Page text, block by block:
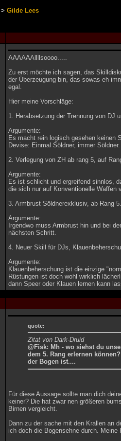
> Gilde Lees
AAAAAAllllsoooo.....
Zu erst möchte ich sagen, das
der Überzeugung bin, das sowas eh
egal.
Hier meine Vorschläge:
1. Herabsetzung der Trennung von DJ
Argumente:
Es macht rein logisch gesehen keinen
Devise: Einmal Söldner, immer Söldner.
2. Verlegung von ZH ab rang 5, auf
Argumente:
Es ist schlicht und ergreifend sinnlos,
die sich nur auf Konventionelle Waffen
3. Armbrust Söldnerexklusiv, ab Rang 5.
Argumente:
Irgendwo muss Armbrust hin und bei
nächsten Schritt.
4. Neuer Skill für DJs,
Argumente:
Klauenbeherschung ist die einzige
Rüstungen ist doch wohl wirklich
dann Speer oder Klauen lernen kann
quote:
Zitat von Dark-Druid
@Fisk: Mh - wo siehst du
dem 5. Rang erlernen
der Bogen ist....
Für diese Aussage sollte man dich
keiner? Die hat zwar nen größeren
Birnen vergleicht.
Dann zu der sache mit den Krallen an
ich doch die Bogensehne durch. Meine